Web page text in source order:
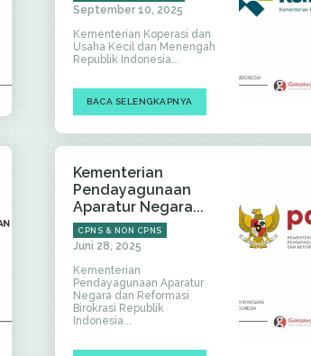
September 10, 2025
Kementerian Koperasi dan
Usaha Kecil dan Menengah
Republik Indonesia...
BACA SELENGKAPNYA
Kementerian
Pendayagunaan
Aparatur Negara...
CPNS & NON CPNS
Juni 28, 2025
Kementerian
Pendayagunaan Aparatur
Negara dan Reformasi
Birokrasi Republik
Indonesia...